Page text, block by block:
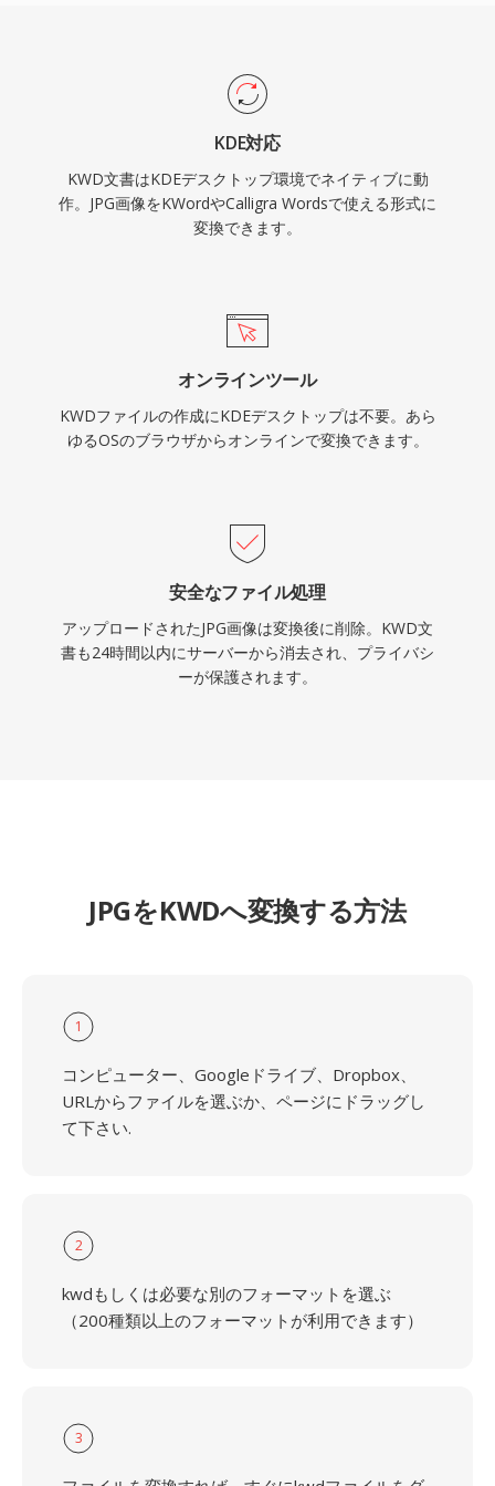
KDE対応
KWD文書はKDEデスクトップ環境でネイティブに動
作。JPG画像をKWordやCalligra Wordsで使える形式に
変換できます。
オンラインツール
KWDファイルの作成にKDEデスクトップは不要。あら
ゆるOSのブラウザからオンラインで変換できます。
安全なファイル処理
アップロードされたJPG画像は変換後に削除。KWD文
書も24時間以内にサーバーから消去され、プライバシ
ーが保護されます。
JPGをKWDへ変換する方法
1
コンピューター、Googleドライブ、Dropbox、
URLからファイルを選ぶか、ページにドラッグし
て下さい.
2
kwdもしくは必要な別のフォーマットを選ぶ
（200種類以上のフォーマットが利用できます）
3